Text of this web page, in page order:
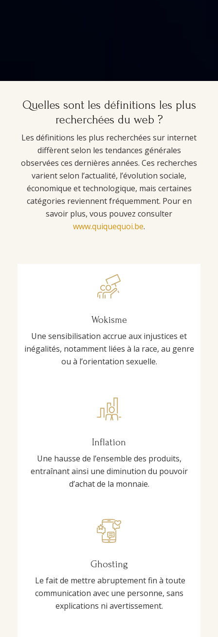
Quelles sont les définitions les plus
recherchées du web ?
Les définitions les plus recherchées sur internet
diffèrent selon les tendances générales
observées ces dernières années. Ces recherches
varient selon l’actualité, l’évolution sociale,
économique et technologique, mais certaines
catégories reviennent fréquemment. Pour en
savoir plus, vous pouvez consulter
www.quiquequoi.be.
Wokisme
Une sensibilisation accrue aux injustices et
inégalités, notamment liées à la race, au genre
ou à l’orientation sexuelle.
Inflation
Une hausse de l’ensemble des produits,
entraînant ainsi une diminution du pouvoir
d’achat de la monnaie.
Ghosting
Le fait de mettre abruptement fin à toute
communication avec une personne, sans
explications ni avertissement.